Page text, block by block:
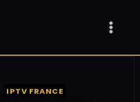
IPTV FRANCE